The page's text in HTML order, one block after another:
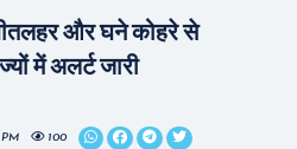
और घने कोहरे से
में अलर्ट जारी
100